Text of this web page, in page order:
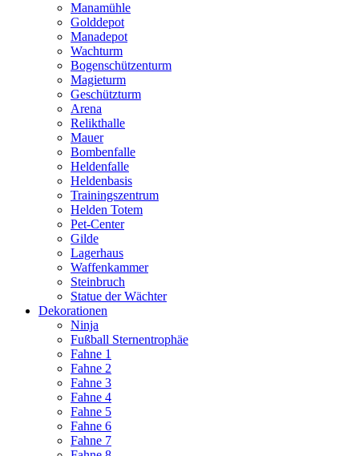
Manamühle
Golddepot
Manadepot
Wachturm
Bogenschützenturm
Magieturm
Geschützturm
Arena
Relikthalle
Mauer
Bombenfalle
Heldenfalle
Heldenbasis
Trainingszentrum
Helden Totem
Pet-Center
Gilde
Lagerhaus
Waffenkammer
Steinbruch
Statue der Wächter
Dekorationen
Ninja
Fußball Sternentrophäe
Fahne 1
Fahne 2
Fahne 3
Fahne 4
Fahne 5
Fahne 6
Fahne 7